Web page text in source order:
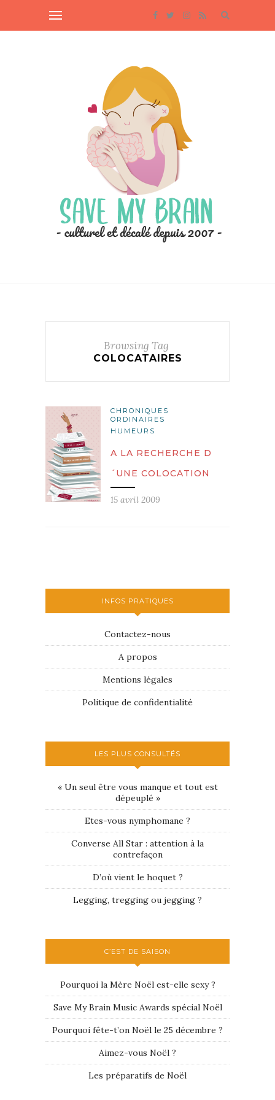
Browsing Tag
COLOCATAIRES
CHRONIQUES
ORDINAIRES
HUMEURS
A LA RECHERCHE D
´UNE COLOCATION
15 avril 2009
INFOS PRATIQUES
Contactez-nous
A propos
Mentions légales
Politique de confidentialité
LES PLUS CONSULTÉS
« Un seul être vous manque et tout est
dépeuplé »
Etes-vous nymphomane ?
Converse All Star : attention à la
contrefaçon
D’où vient le hoquet ?
Legging, tregging ou jegging ?
C’EST DE SAISON
Pourquoi la Mère Noël est-elle sexy ?
Save My Brain Music Awards spécial Noël
Pourquoi fête-t’on Noël le 25 décembre ?
Aimez-vous Noël ?
Les préparatifs de Noël